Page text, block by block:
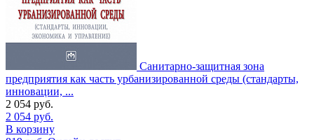
Санитарно-защитная зона
предприятия как часть урбанизированной среды (стандарты,
инновации, ...
2 054 руб.
2 054 руб.
В корзину